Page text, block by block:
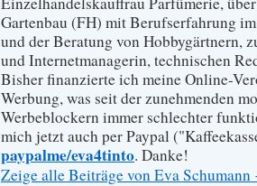
Gartenbau (FH) mit Berufserfahrung
und der Beratung von Hobbygärtnern,
und Internetmanagerin, technischen
Bisher finanzierte ich meine Online-
Werbung, was seit der zunehmenden
Werbeblockern immer schlechter
mich jetzt auch per Paypal
paypalme/eva4tinto. Danke!
Zeige alle Beiträge von Eva Schumann